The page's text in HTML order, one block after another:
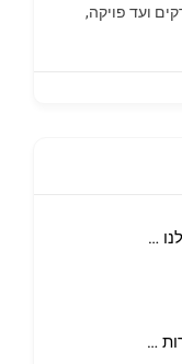
ועד פויקה,
ספקטרה נדל״ן – הנסיון שלנו הבית שלכם
איתי פרידמן – שירותי מסגרות וריתוך עד הבית באריאל